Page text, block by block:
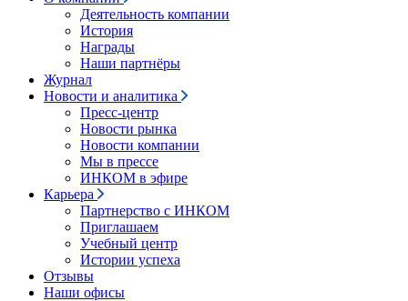
Деятельность компании
История
Награды
Наши партнёры
Журнал
Новости и аналитика
Пресс-центр
Новости рынка
Новости компании
Мы в прессе
ИНКОМ в эфире
Карьера
Партнерство с ИНКОМ
Приглашаем
Учебный центр
Истории успеха
Отзывы
Наши офисы